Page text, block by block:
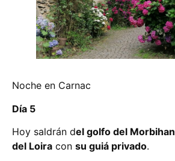
Noche en Carnac
Día 5
Hoy saldrán del golfo del Morbihan
del Loira con su guiá privado.